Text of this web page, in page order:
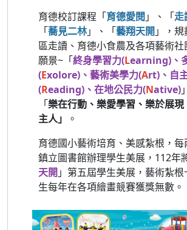
育德校訂課程「育德愛閱」、「走
「蕎見二林」、「藝翔天開」，
區走讀、育德小食農及各項藝術
願景~「終身學習力(Learning)、
(Exolore)、藝術美學力(Art)、自
(Reading)、在地公民力(Native)
「樂在行動、樂愛學習、樂於展
主人」
。
育德國小藝術培育、美感紮根，
鎮立圖書館辦理學生美展，112年
天開 」第五屆學生美展，藝術紮
生每年在各項繪畫競賽獲獎無數。